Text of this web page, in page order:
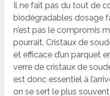
Il ne fait pas du tout de
biodégradables dosage
n’est pas le compromis
pourrait. Cristaux de
et efficace d’un parquet
verre de cristaux de
est donc essentiel à
on se sert le plus